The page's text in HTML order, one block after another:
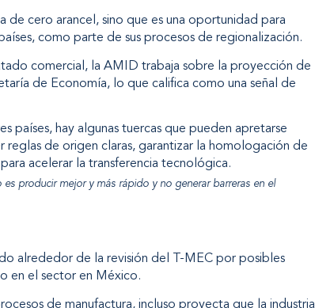
cero arancel, sino que es una oportunidad para
como parte de sus procesos de regionalización.
comercial, la AMID trabaja sobre la proyección de
de Economía, lo que califica como una señal de
países, hay algunas tuercas que pueden apretarse
de origen claras, garantizar la homologación de
acelerar la transferencia tecnológica.
producir mejor y más rápido y no generar barreras en el
alrededor de la revisión del T-MEC por posibles
en el sector en México.
de manufactura, incluso proyecta que la industria